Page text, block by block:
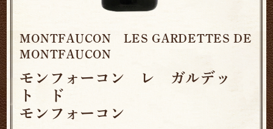
MONTFAUCON LES GARDETTES DE
MONTFAUCON
モンフォーコン レ ガルデッ
ト ド
モンフォーコン